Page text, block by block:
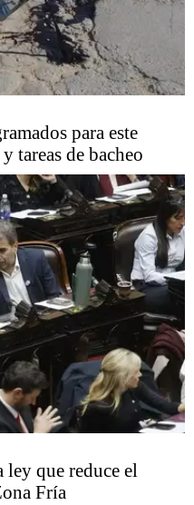
para este
tareas de bacheo
que reduce el
Fría